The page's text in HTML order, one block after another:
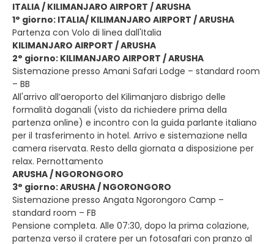
ITALIA / KILIMANJARO AIRPORT / ARUSHA
1° giorno: ITALIA/ KILIMANJARO AIRPORT / ARUSHA
Partenza con Volo di linea dall'Italia
KILIMANJARO AIRPORT / ARUSHA
2° giorno: KILIMANJARO AIRPORT / ARUSHA
Sistemazione presso Amani Safari Lodge – standard room
– BB
All'arrivo all’aeroporto del Kilimanjaro disbrigo delle
formalità doganali (visto da richiedere prima della
partenza online) e incontro con la guida parlante italiano
per il trasferimento in hotel. Arrivo e sistemazione nella
camera riservata. Resto della giornata a disposizione per
relax. Pernottamento
ARUSHA / NGORONGORO
3° giorno: ARUSHA / NGORONGORO
Sistemazione presso Angata Ngorongoro Camp –
standard room – FB
Pensione completa. Alle 07:30, dopo la prima colazione,
partenza verso il cratere per un fotosafari con pranzo al